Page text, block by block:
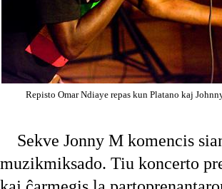
Repisto Omar Ndiaye repas kun Platano kaj
Sekve Jonny M komencis
muzikmiksado. Tiu koncerto